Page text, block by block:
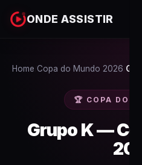
ONDE ASSISTIR
Home Copa do Mundo 2026
🏆 COPA DO
Grupo K—